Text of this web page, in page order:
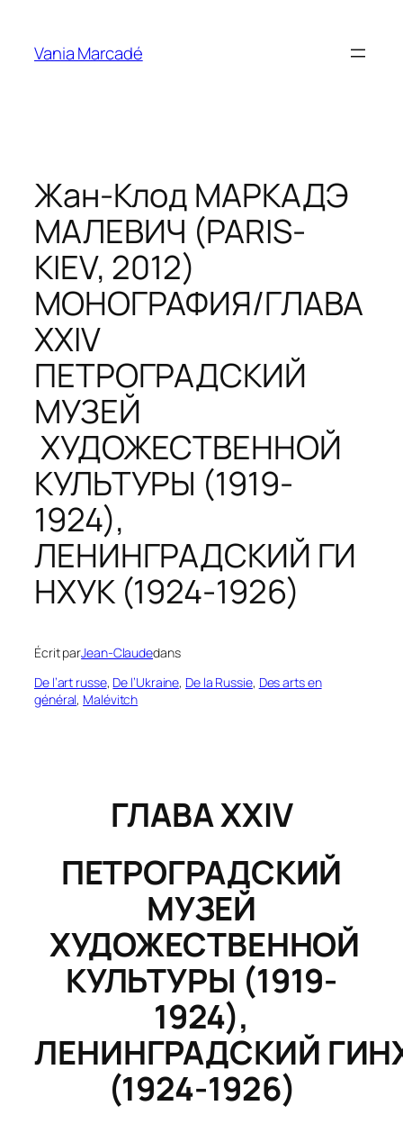
contenu
Vania Marcadé
Жан-Клод МАРКАДЭ
МАЛЕВИЧ (PARIS-
KIEV, 2012)
МОНОГРАФИЯ/ГЛАВА
XXIV
ПЕТРОГРАДСКИЙ
МУЗЕЙ
ХУДОЖЕСТВЕННОЙ
КУЛЬТУРЫ (1919-
1924),
ЛЕНИНГРАДСКИЙ ГИ
НХУК (1924-1926)
Écrit parJean-Claudedans
De l’art russe, De l’Ukraine, De la Russie, Des arts en
général, Malévitch
ГЛАВА XXIV
ПЕТРОГРАДСКИЙ
МУЗЕЙ
ХУДОЖЕСТВЕННОЙ
КУЛЬТУРЫ (1919-
1924),
ЛЕНИНГРАДСКИЙ
(1924-1926)